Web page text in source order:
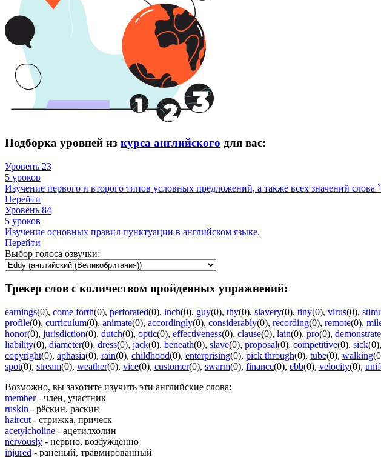
Подборка уровней из курса английского для вас:
Уровень 23
5 уроков
Изучение первого и второго типов условных предложений, а также всех значений слова `
Перейти
Уровень 84
5 уроков
Изучение основных правил пунктуации в английском языке.
Перейти
Выбор голоса озвучки:
Трекер слов с количеством пройденных упражнений:
earnings(0), come forth(0), perforated(0), inch(0), guy(0), thy(0), slavery(0), tiny(0), virus(0),
profile(0), curriculum(0), animate(0), accordingly(0), considerably(0), recording(0), remote(0),
honor(0), jurisdiction(0), dutch(0), optic(0), effectiveness(0), clause(0), lain(0), pro(0), demonstrate
liability(0), diameter(0), dress(0), jack(0), beneath(0), slave(0), proposal(0), competitive(0), sick(0),
copyright(0), aphasia(0), rain(0), childhood(0), enterprising(0), pick through(0), tube(0), walking
spot(0), stream(0), weather(0), vice(0), customer(0), swarm(0), finance(0), ebb(0), velocity(0),
Возможно, вы захотите изучить эти английские слова:
member- член, участник
ruskin - рёскин, раскин
haircut - стрижка, прическ
acetylcholine - ацетилхолин
nervously - нервно, возбужденно
injured - раненый, травмированный